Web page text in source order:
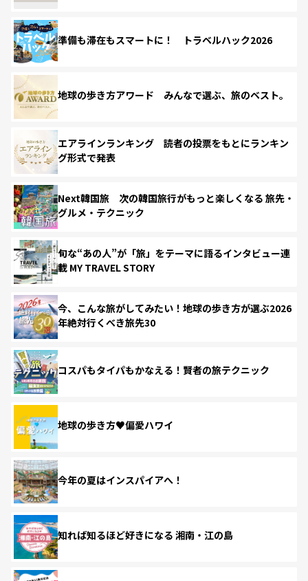
準備も滞在もスマートに！ トラベルハック2026
地球の歩き方アワード みんなで選ぶ、旅のベスト。
エアラインランキング 読者の投票をもとにランキン
グ形式で発表
Next韓国旅 次の韓国旅行がもっと楽しくなる 旅先・
グルメ・テクニック
旬な“あの人”が「旅」をテーマに語るインタビュー連
載 MY TRAVEL STORY
今、こんな旅がしてみたい！地球の歩き方が選ぶ2026
年絶対行くべき旅先30
コスパもタイパもかなえる！賢者の旅テクニック
地球の歩き方♥偏愛ハワイ
今年の夏はインスパイアへ！
知れば知るほど好きになる 湘南・江の島